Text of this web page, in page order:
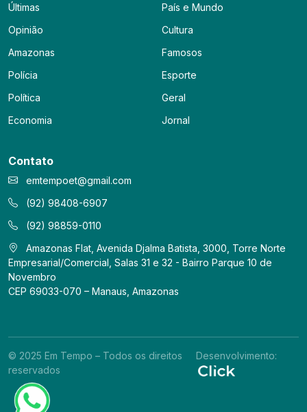
Últimas
Opinião
Amazonas
Polícia
Política
Economia
País e Mundo
Cultura
Famosos
Esporte
Geral
Jornal
Contato
emtempoet@gmail.com
(92) 98408-6907
(92) 98859-0110
Amazonas Flat, Avenida Djalma Batista, 3000, Torre Norte
Empresarial/Comercial, Salas 31 e 32 - Bairro Parque 10 de
Novembro
CEP 69033-070 – Manaus, Amazonas
© 2025 Em Tempo – Todos os direitos
reservados
Desenvolvimento: